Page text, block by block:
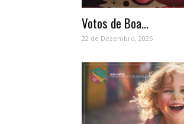
Votos de Boa...
22 de Dezembro, 2025